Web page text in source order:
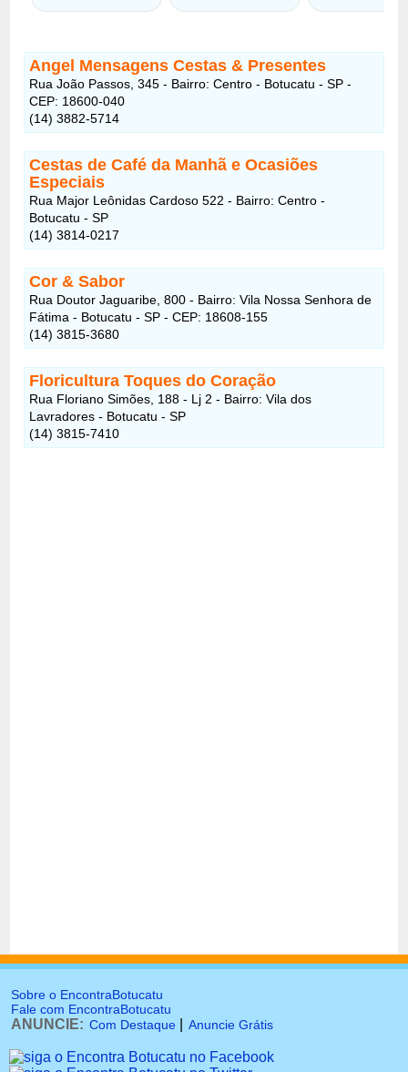
Angel Mensagens Cestas & Presentes
Rua João Passos, 345 - Bairro: Centro - Botucatu - SP -
CEP: 18600-040
(14) 3882-5714
Cestas de Café da Manhã e Ocasiões
Especiais
Rua Major Leônidas Cardoso 522 - Bairro: Centro -
Botucatu - SP
(14) 3814-0217
Cor & Sabor
Rua Doutor Jaguaribe, 800 - Bairro: Vila Nossa Senhora de
Fátima - Botucatu - SP - CEP: 18608-155
(14) 3815-3680
Floricultura Toques do Coração
Rua Floriano Simões, 188 - Lj 2 - Bairro: Vila dos
Lavradores - Botucatu - SP
(14) 3815-7410
Sobre o EncontraBotucatu
Fale com EncontraBotucatu
ANUNCIE: Com Destaque Anuncie Grátis